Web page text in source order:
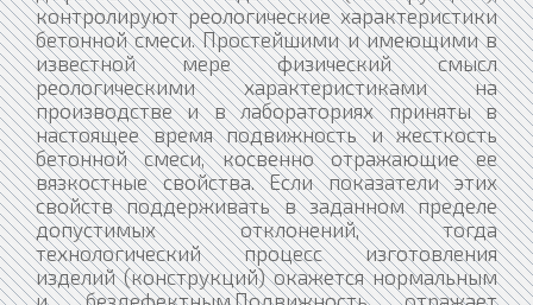
контролируют реологические характеристики
бетонной смеси. Простейшими и имеющими в
известной мере физический смысл
реологическими характеристиками на
производстве и в лабораториях приняты в
настоящее время подвижность и жесткость
бетонной смеси, косвенно отражающие ее
вязкостные свойства. Если показатели этих
свойств поддерживать в заданном пределе
допустимых отклонений, тогда
технологический процесс изготовления
изделий (конструкций) окажется нормальным